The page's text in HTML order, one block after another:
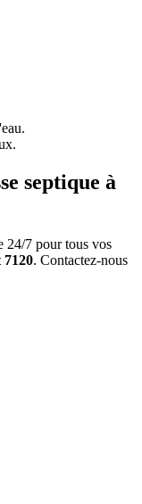
septique à
24/7 pour tous vos
7120. Contactez-nous